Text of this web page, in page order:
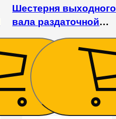
Шестерня выходного
вала раздаточной
коробки DW244AHT
486 ₴